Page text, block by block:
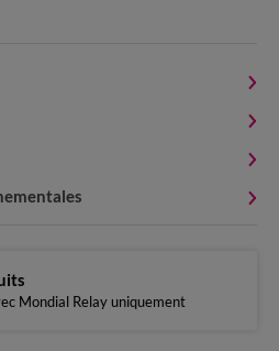
Mondial Relay uniquement